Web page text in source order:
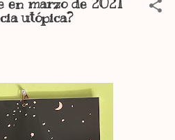
en marzo de 2021
utópica?